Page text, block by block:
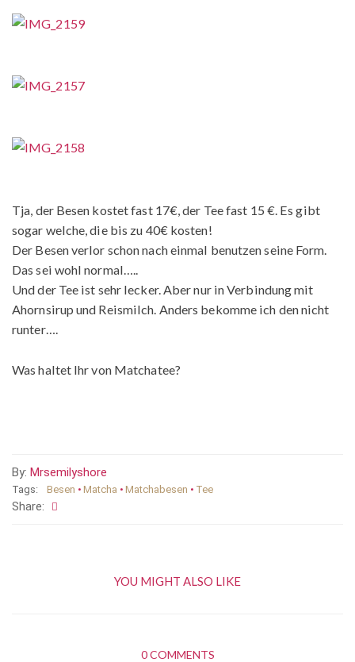
Tja, der Besen kostet fast 17€, der Tee fast 15 €. Es gibt
sogar welche, die bis zu 40€ kosten!
Der Besen verlor schon nach einmal benutzen seine Form.
Das sei wohl normal…..
Und der Tee ist sehr lecker. Aber nur in Verbindung mit
Ahornsirup und Reismilch. Anders bekomme ich den nicht
runter….
Was haltet Ihr von Matchatee?
By: Mrsemilyshore
Tags: Besen • Matcha • Matchabesen • Tee
Share:
YOU MIGHT ALSO LIKE
0 COMMENTS